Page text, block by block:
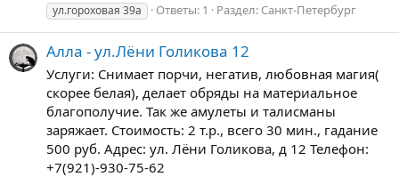
ул.гороховая 39а
Ответы: 1 Раздел: Санкт-Петербург
Алла - ул.Лёни Голикова 12
Услуги: Снимает порчи, негатив, любовная магия(
скорее белая), делает обряды на материальное
благополучие. Так же амулеты и талисманы
заряжает. Стоимость: 2 т.р., всего 30 мин., гадание
500 руб. Адрес: ул. Лёни Голикова, д 12 Телефон:
+7(921)-930-75-62